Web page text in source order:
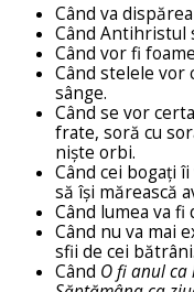
Când va
Când Antihristul
Când vor fi
Când stelele vor
sânge.
Când se vor
frate, soră cu
niște orbi.
Când cei bogați
să își mărească
Când lumea va
Când nu va mai
sfii de cei bătrâni.
Când O fi anul